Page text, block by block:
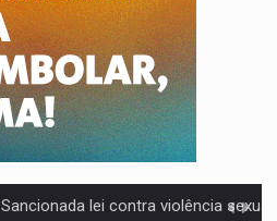
Sancionada lei contra violência sexual infantil na